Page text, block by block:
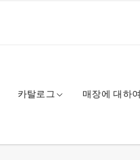
카탈로그 매장에 대하여